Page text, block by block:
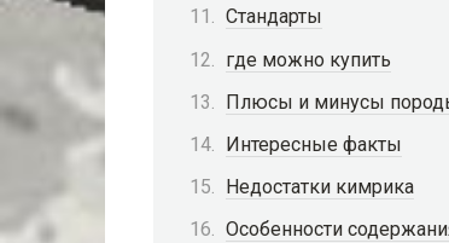
Стандарты
где можно купить
Плюсы и минусы
Интересные факты
Недостатки кимрика
Особенности